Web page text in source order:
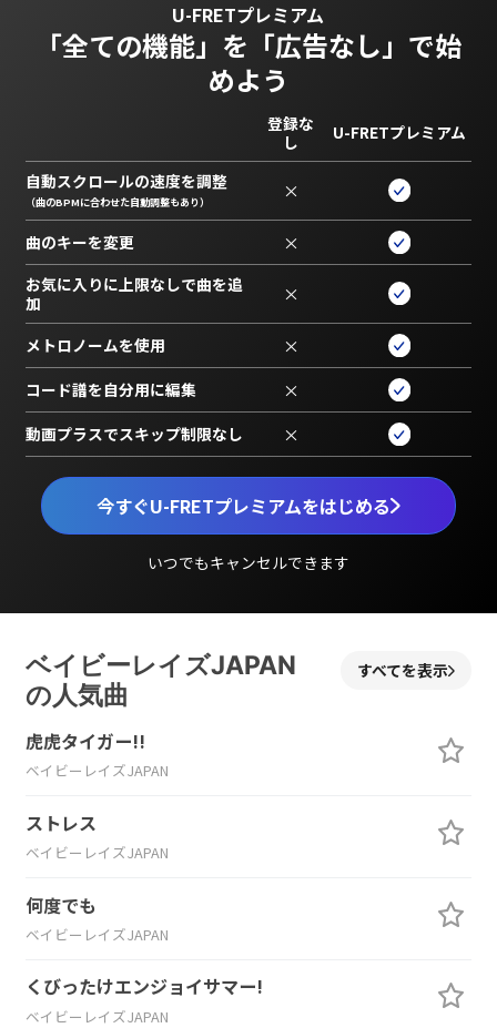
U-FRETプレミアム
「全ての機能」を 「広告なし」で始
めよう
今すぐU-FRETプレミアムをはじめる
いつでもキャンセルできます
登録な
し
U-FRETプレミアム
自動スクロールの速度を調整
（曲のBPMに合わせた自動調整もあり） ×
曲のキーを変更 ×
お気に入りに上限なしで曲を追
加
×
メトロノームを使用 ×
コード譜を自分用に編集 ×
動画プラスでスキップ制限なし ×
ベイビーレイズJAPAN
の人気曲
すべてを表示
虎虎タイガー!!
ベイビーレイズJAPAN
ストレス
ベイビーレイズJAPAN
何度でも
ベイビーレイズJAPAN
くびったけエンジョイサマー!
ベイビーレイズJAPAN